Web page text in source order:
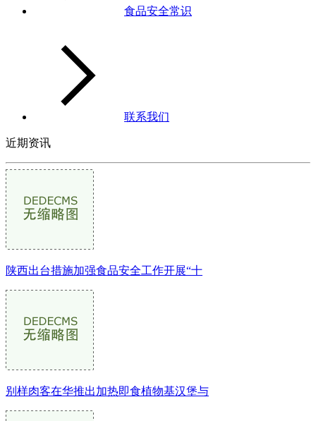
食品安全常识
联系我们
近期资讯
陕西出台措施加强食品安全工作开展“十
别样肉客在华推出加热即食植物基汉堡与